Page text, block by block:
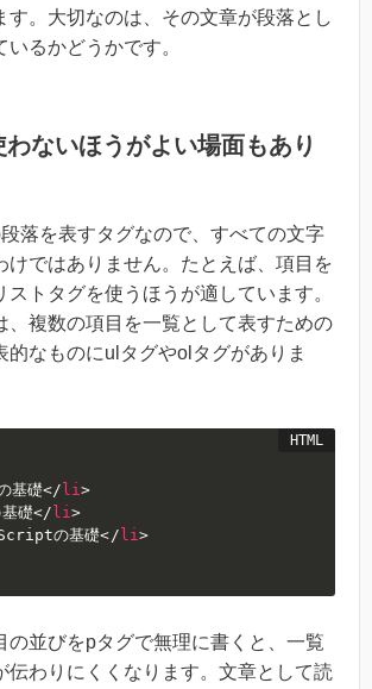
す。大切なのは、その文章が段落とし
るかどうかです。
ないほうがよい場面もあり
落を表すタグなので、すべての文字
けではありません。たとえば、項目を
ストタグを使うほうが適しています。
、複数の項目を一覧として表すための
的なものにulタグやolタグがありま
基礎</ li>
礎</ li>
の基礎</ li>
の並びをpタグで無理に書くと、一覧
伝わりにくくなります。文章として読